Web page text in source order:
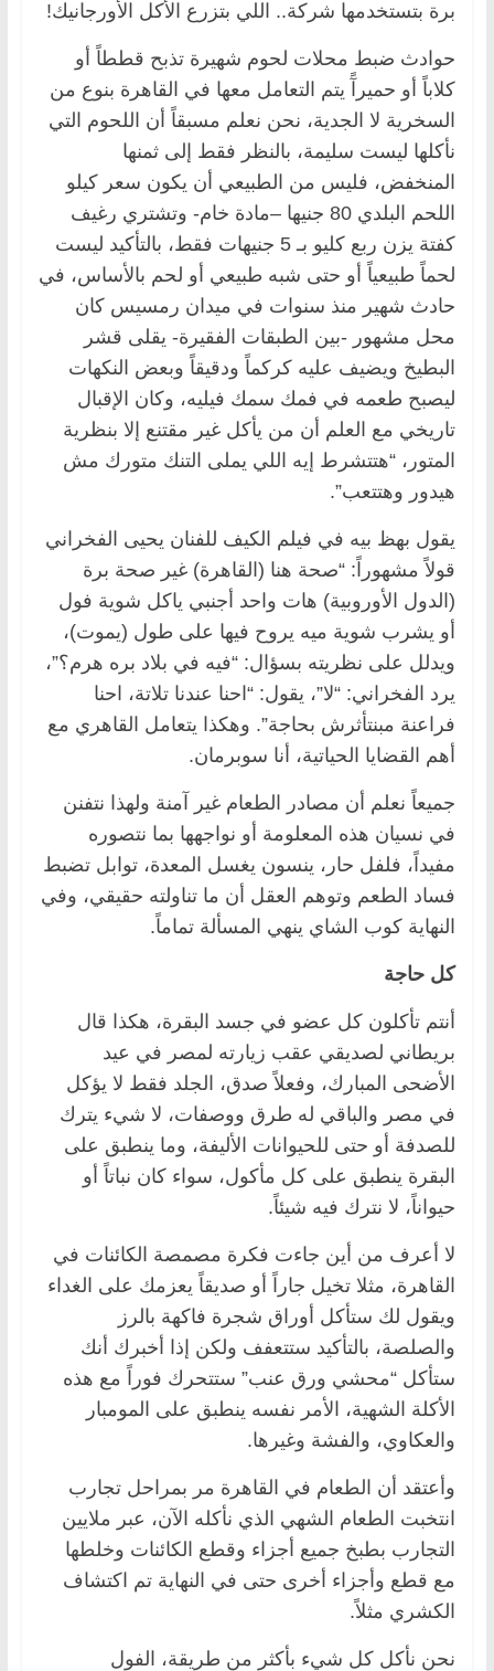
برة بتستخدمها شركة.. اللي بتزرع الأكل الأورجانيك!
حوادث ضبط محلات لحوم شهيرة تذبح قططاً أو
كلاباً أو حميرآً يتم التعامل معها في القاهرة بنوع من
السخرية لا الجدية، نحن نعلم مسبقاً أن اللحوم التي
نأكلها ليست سليمة، بالنظر فقط إلى ثمنها
المنخفض، فليس من الطبيعي أن يكون سعر كيلو
اللحم البلدي 80 جنيها –مادة خام- وتشتري رغيف
كفتة يزن ربع كليو بـ 5 جنيهات فقط، بالتأكيد ليست
لحماً طبيعياً أو حتى شبه طبيعي أو لحم بالأساس، في
حادث شهير منذ سنوات في ميدان رمسيس كان
محل مشهور -بين الطبقات الفقيرة- يقلى قشر
البطيخ ويضيف عليه كركماً ودقيقاً وبعض النكهات
ليصبح طعمه في فمك سمك فيليه، وكان الإقبال
تاريخي مع العلم أن من يأكل غير مقتنع إلا بنظرية
المتور، “هتتشرط إيه اللي يملى التنك متورك مش
هيدور وهتتعب”.
يقول بهظ بيه في فيلم الكيف للفنان يحيى الفخراني
قولاً مشهوراً: “صحة هنا (القاهرة) غير صحة برة
(الدول الأوروبية) هات واحد أجنبي ياكل شوية فول
أو يشرب شوية ميه يروح فيها على طول (يموت)،
ويدلل على نظريته بسؤال: “فيه في بلاد بره هرم؟”،
يرد الفخراني: “لا”، يقول: “احنا عندنا تلاتة، احنا
فراعنة مبنتأثرش بحاجة”. وهكذا يتعامل القاهري مع
أهم القضايا الحياتية، أنا سوبرمان.
جميعاً نعلم أن مصادر الطعام غير آمنة ولهذا نتفنن
في نسيان هذه المعلومة أو نواجهها بما نتصوره
مفيداً، فلفل حار، ينسون يغسل المعدة، توابل تضبط
فساد الطعم وتوهم العقل أن ما تناولته حقيقي، وفي
النهاية كوب الشاي ينهي المسألة تماماً.
كل حاجة
أنتم تأكلون كل عضو في جسد البقرة، هكذا قال
بريطاني لصديقي عقب زيارته لمصر في عيد
الأضحى المبارك، وفعلاً صدق، الجلد فقط لا يؤكل
في مصر والباقي له طرق ووصفات، لا شيء يترك
للصدفة أو حتى للحيوانات الأليفة، وما ينطبق على
البقرة ينطبق على كل مأكول، سواء كان نباتاً أو
حيواناً، لا نترك فيه شيئاً.
لا أعرف من أين جاءت فكرة مصمصة الكائنات في
القاهرة، مثلا تخيل جاراً أو صديقاً يعزمك على الغداء
ويقول لك ستأكل أوراق شجرة فاكهة بالرز
والصلصة، بالتأكيد ستتعفف ولكن إذا أخبرك أنك
ستأكل “محشي ورق عنب” ستتحرك فوراً مع هذه
الأكلة الشهية، الأمر نفسه ينطبق على المومبار
والعكاوي، والفشة وغيرها.
وأعتقد أن الطعام في القاهرة مر بمراحل تجارب
انتخبت الطعام الشهي الذي نأكله الآن، عبر ملايين
التجارب بطبخ جميع أجزاء وقطع الكائنات وخلطها
مع قطع وأجزاء أخرى حتى في النهاية تم اكتشاف
الكشري مثلاً.
نحن نأكل كل شيء بأكثر من طريقة، الفول